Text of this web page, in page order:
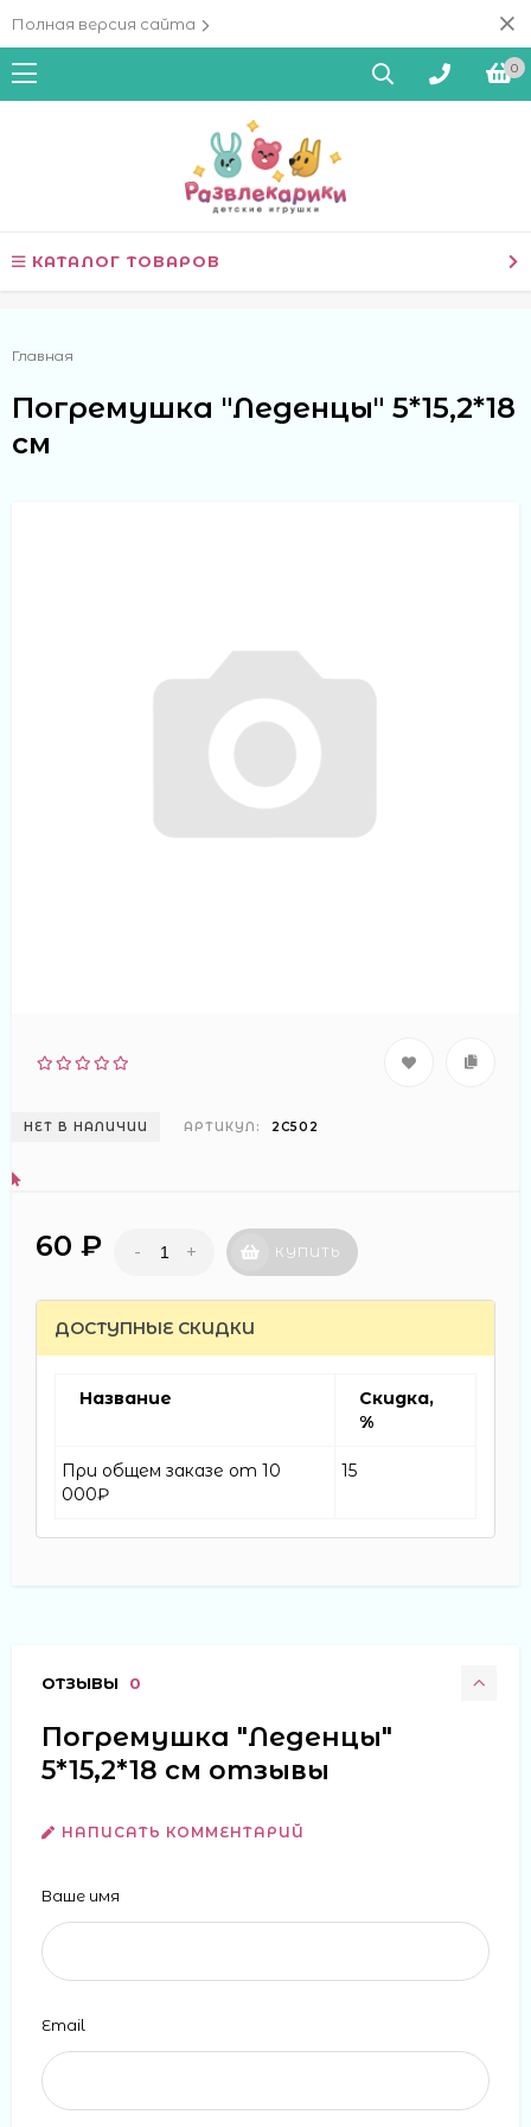
Полная версия сайта
0
КАТАЛОГ ТОВАРОВ
Главная
Погремушка "Леденцы" 5*15,2*18
см
НЕТ В НАЛИЧИИ АРТИКУЛ: 2С502
60 ₽ - + КУПИТЬ
ДОСТУПНЫЕ СКИДКИ
Название
Скидка,
%
При общем заказе от 10
000₽
15
ОТЗЫВЫ 0
Погремушка "Леденцы"
5*15,2*18 см отзывы
НАПИСАТЬ КОММЕНТАРИЙ
Ваше имя
Email